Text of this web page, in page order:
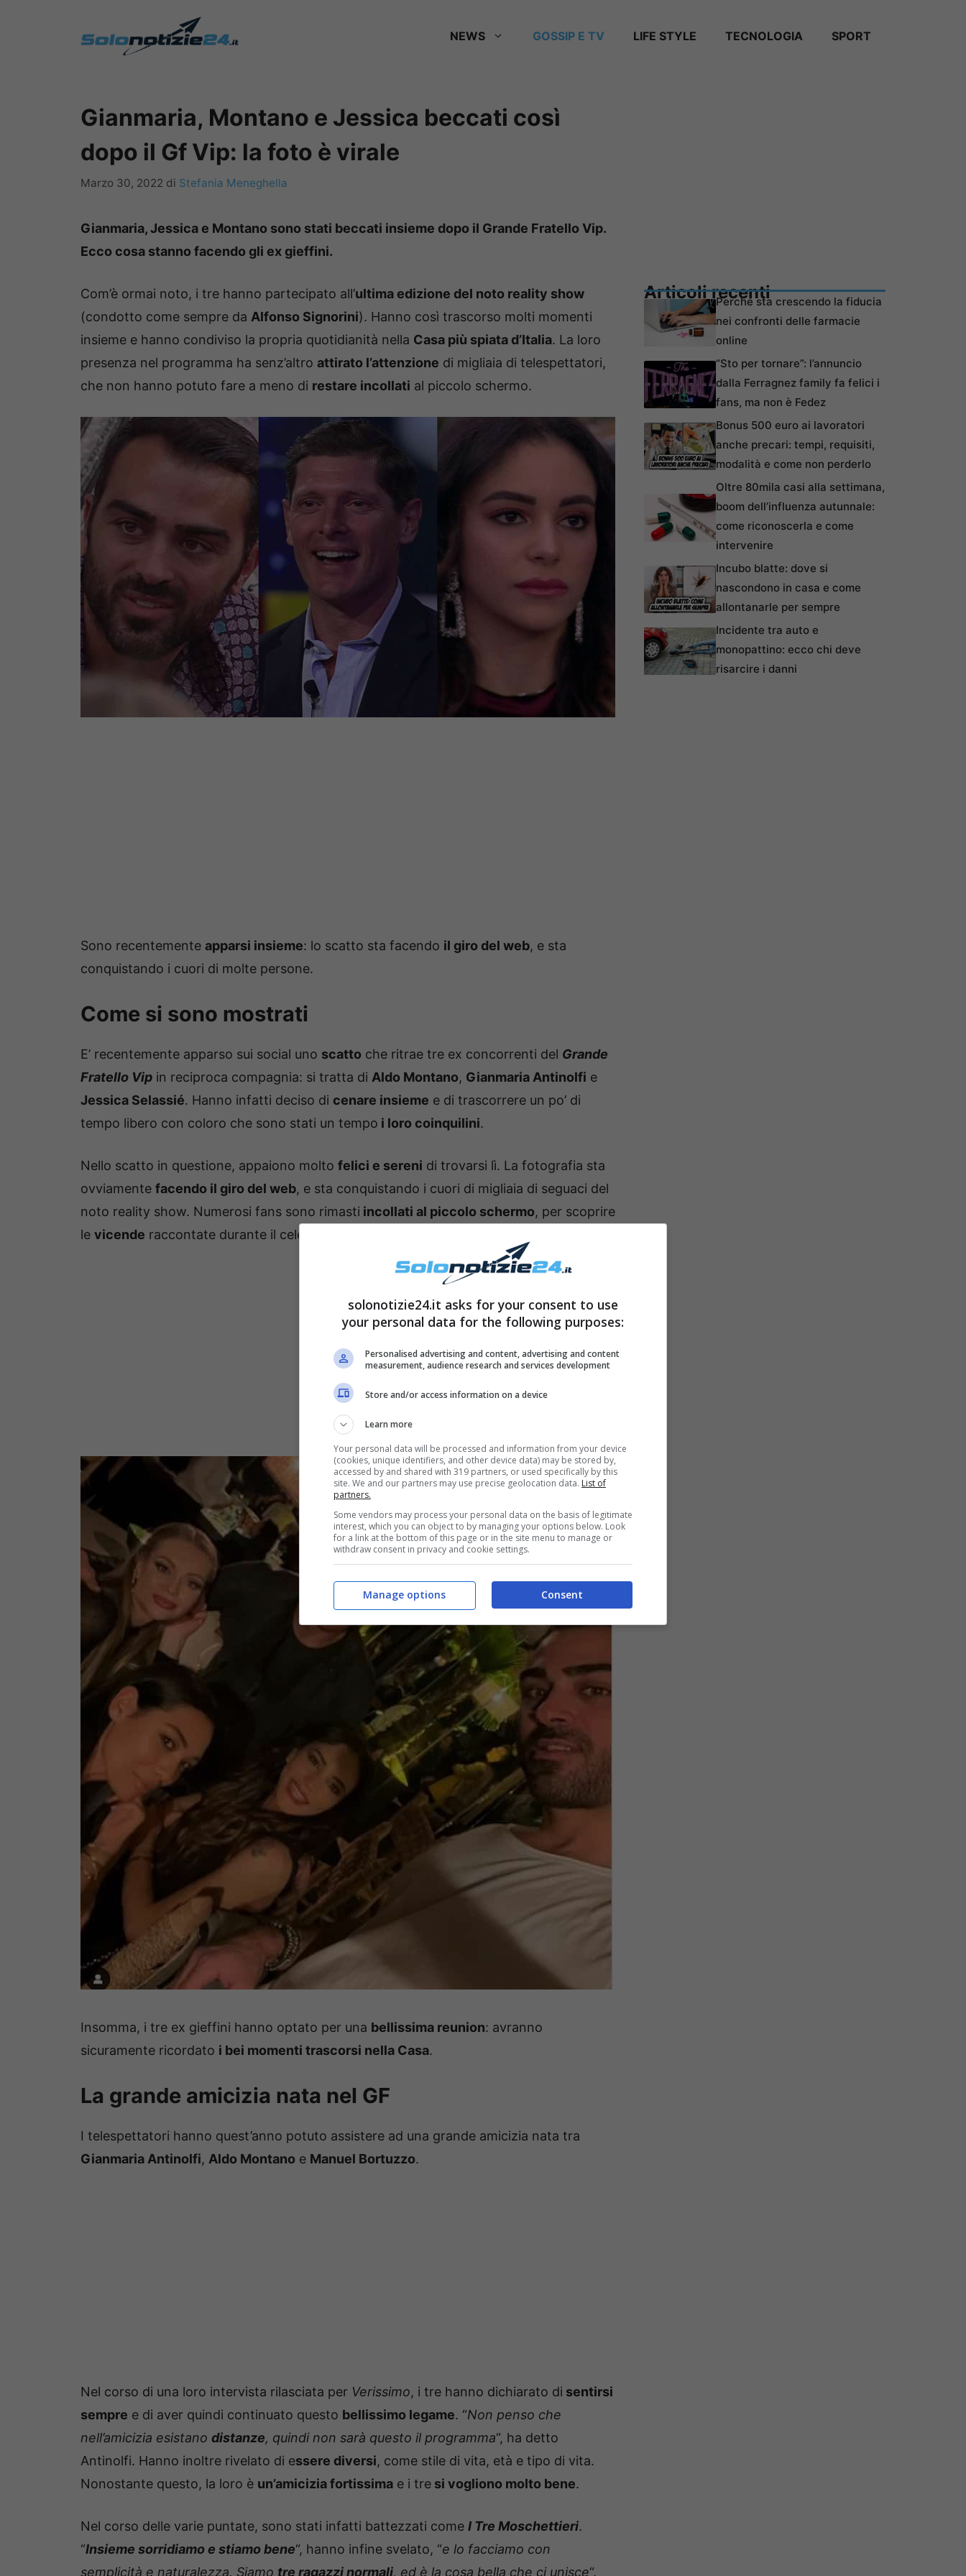
NEWS GOSSIP E TV LIFE STYLE TECNOLOGIA SPORT
Gianmaria, Montano e Jessica beccati così
dopo il Gf Vip: la foto è virale
Marzo 30, 2022 di Stefania Meneghella
Gianmaria, Jessica e Montano sono stati beccati insieme dopo il Grande Fratello Vip.
Ecco cosa stanno facendo gli ex gieffini.
Com’è ormai noto, i tre hanno partecipato all’ultima edizione del noto reality show
(condotto come sempre da Alfonso Signorini). Hanno così trascorso molti momenti
insieme e hanno condiviso la propria quotidianità nella Casa più spiata d’Italia. La loro
presenza nel programma ha senz’altro attirato l’attenzione di migliaia di telespettatori,
che non hanno potuto fare a meno di restare incollati al piccolo schermo.
Sono recentemente apparsi insieme: lo scatto sta facendo il giro del web, e sta
conquistando i cuori di molte persone.
Come si sono mostrati
E’ recentemente apparso sui social uno scatto che ritrae tre ex concorrenti del Grande
Fratello Vip in reciproca compagnia: si tratta di Aldo Montano, Gianmaria Antinolfi e
Jessica Selassié. Hanno infatti deciso di cenare insieme e di trascorrere un po’ di
tempo libero con coloro che sono stati un tempo i loro coinquilini.
Nello scatto in questione, appaiono molto felici e sereni di trovarsi lì. La fotografia sta
ovviamente facendo il giro del web, e sta conquistando i cuori di migliaia di seguaci del
noto reality show. Numerosi fans sono rimasti incollati al piccolo schermo, per scoprire
le vicende raccontate durante il celebre programma.
Insomma, i tre ex gieffini hanno optato per una bellissima reunion: avranno
sicuramente ricordato i bei momenti trascorsi nella Casa.
La grande amicizia nata nel GF
I telespettatori hanno quest’anno potuto assistere ad una grande amicizia nata tra
Gianmaria Antinolfi, Aldo Montano e Manuel Bortuzzo.
Nel corso di una loro intervista rilasciata per Verissimo, i tre hanno dichiarato di sentirsi
sempre e di aver quindi continuato questo bellissimo legame. “Non penso che
nell’amicizia esistano distanze, quindi non sarà questo il programma“, ha detto
Antinolfi. Hanno inoltre rivelato di essere diversi, come stile di vita, età e tipo di vita.
Nonostante questo, la loro è un’amicizia fortissima e i tre si vogliono molto bene.
Nel corso delle varie puntate, sono stati infatti battezzati come I Tre Moschettieri.
“Insieme sorridiamo e stiamo bene“, hanno infine svelato, “e lo facciamo con
semplicità e naturalezza. Siamo tre ragazzi normali, ed è la cosa bella che ci unisce“.
Articoli recentiPerché sta crescendo la fiducia
nei confronti delle farmacie
online
“Sto per tornare”: l’annuncio
dalla Ferragnez family fa felici i
fans, ma non è Fedez
Bonus 500 euro ai lavoratori
anche precari: tempi, requisiti,
modalità e come non perderlo
Oltre 80mila casi alla settimana,
boom dell’influenza autunnale:
come riconoscerla e come
intervenire
Incubo blatte: dove si
nascondono in casa e come
allontanarle per sempre
Incidente tra auto e
monopattino: ecco chi deve
risarcire i danni
solonotizie24.it asks for your consent to use
your personal data for the following purposes:
Personalised advertising and content, advertising and content
measurement, audience research and services development
Store and/or access information on a device
Learn more
Your personal data will be processed and information from your device
(cookies, unique identifiers, and other device data) may be stored by,
accessed by and shared with 319 partners, or used specifically by this
site. We and our partners may use precise geolocation data. List of
partners.
Some vendors may process your personal data on the basis of legitimate
interest, which you can object to by managing your options below. Look
for a link at the bottom of this page or in the site menu to manage or
withdraw consent in privacy and cookie settings.
Consent
Manage options